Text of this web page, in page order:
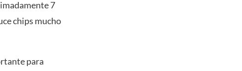
7
chips mucho
para